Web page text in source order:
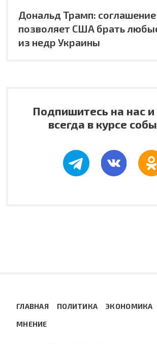
Дональд Трамп: соглашение
позволяет США брать
из недр Украины
Подпишитесь на нас и
всегда в курсе
ГЛАВНАЯ ПОЛИТИКА ЭКОНОМИКА
МНЕНИЕ